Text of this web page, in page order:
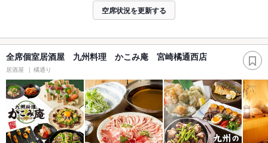
空席状況を更新する
全席個室居酒屋 九州料理 かこみ庵 宮崎橘通西店
居酒屋 橘通り